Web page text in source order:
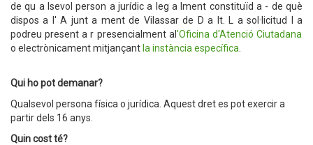
de qu a lsevol person a jurídica lega lment constituïda - de què
disposa l'A junta ment de Vilassar de Da lt. a sol·licitud la
podreu presenta r presencialment al 'Oficina d'Atenció Ciutadana
o electrònicamentmitjançant la instància específica
Qui ho pot demanar?
Qualsevol persona física o jurídica. Aquest dret es pot exercir a
partir dels 16 anys.
Quin cost té?